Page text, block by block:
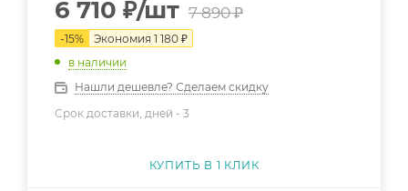
6 710 ₽/шт 7 890₽
-15% Экономия 1 180 ₽
в наличии
Нашли дешевле? Сделаем скидку
Срок доставки, дней - 3
КУПИТЬ В 1 КЛИК